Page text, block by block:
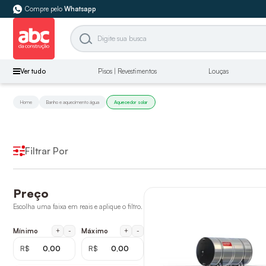
Compre pelo Whatsapp
Ver tudo Pisos | Revestimentos Louças
Home Banho e aquecimento água Aquecedor solar
Filtrar Por
Preço
Escolha uma faixa em reais e aplique o filtro.
Mínimo + -
R$
Máximo + -
R$